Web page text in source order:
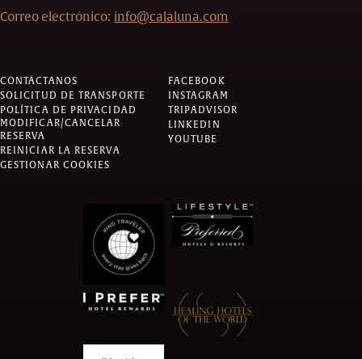
Correo electrónico: info@calaluna.com
CONTÁCTANOS
SOLICITUD DE TRANSPORTE
POLÍTICA DE PRIVACIDAD
MODIFICAR/CANCELAR
RESERVA
REINICIAR LA RESERVA
GESTIONAR COOKIES
FACEBOOK
INSTAGRAM
TRIPADVISOR
LINKEDIN
YOUTUBE